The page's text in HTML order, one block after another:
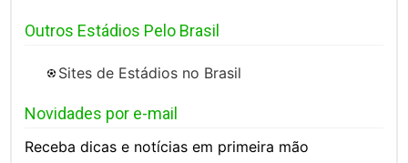
Outros Estádios Pelo Brasil
Sites de Estádios no Brasil
Novidades por e-mail
Receba dicas e notícias em primeira mão